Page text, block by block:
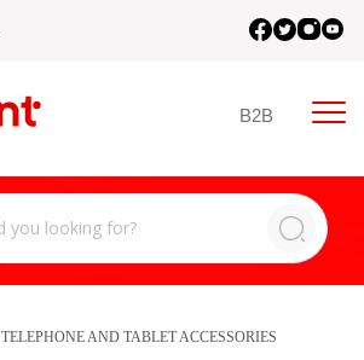
B2B
TELEPHONE AND TABLET ACCESSORIES